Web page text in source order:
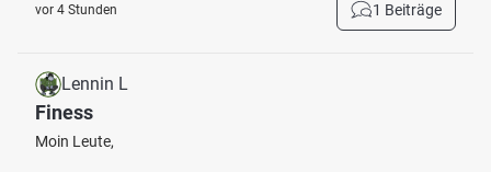
vor 4 Stunden 1 Beiträge
Lennin L
Finess
Moin Leute,